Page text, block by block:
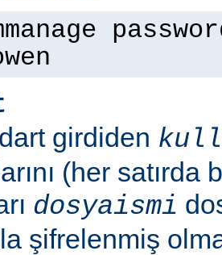
girdiden
(her
dosyaismi
şifrelenmiş